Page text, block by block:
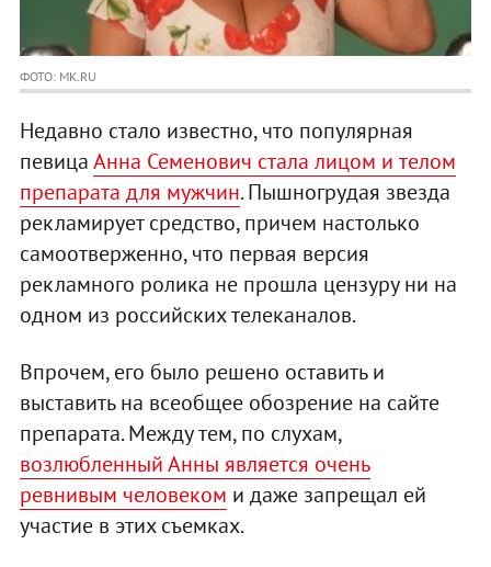
ФОТО: MK.RU
Недавно стало известно, что популярная
певицаАнна Семенович стала лицом и телом
препарата для мужчин. Пышногрудая звезда
рекламирует средство, причем настолько
самоотверженно, что первая версия
рекламного ролика не прошла цензуру ни на
одном из российских телеканалов.
Впрочем, его было решено оставить и
выставить на всеобщее обозрение на сайте
препарата. Между тем, по слухам,
возлюбленный Анны является очень
ревнивым человеком и даже запрещал ей
участие в этих съемках.